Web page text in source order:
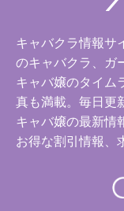
キャバクラ情報サ
のキャバクラ、ガ
キャバ嬢のタイム
真も満載。毎日更
キャバ嬢の最新情
お得な割引情報、